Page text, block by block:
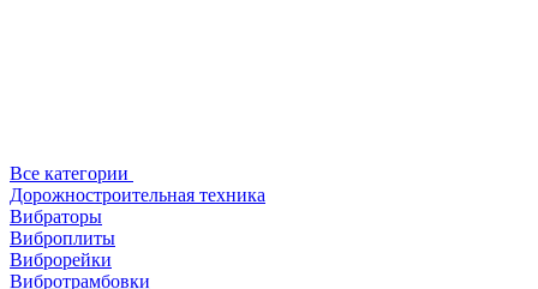
Все категории
Дорожностроительная техника
Вибраторы
Виброплиты
Виброрейки
Вибротрамбовки